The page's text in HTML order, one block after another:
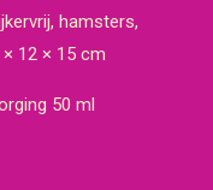
hamsters,
12 × 15 cm
50 ml